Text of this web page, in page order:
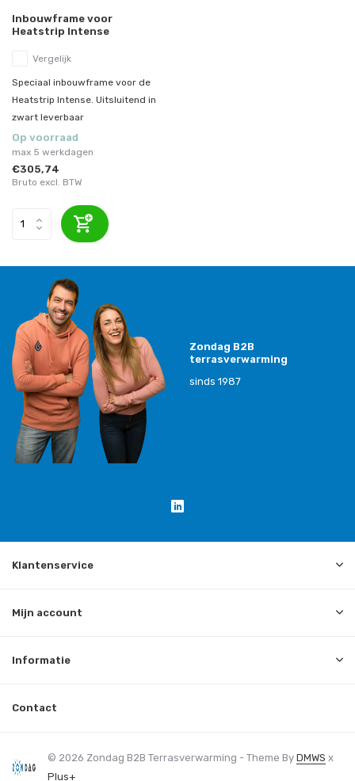
Inbouwframe voor
Heatstrip Intense
Vergelijk
Speciaal inbouwframe voor de
Heatstrip Intense. Uitsluitend in
zwart leverbaar
Op voorraad
max 5 werkdagen
€305,74
Bruto excl. BTW
Zondag B2B
terrasverwarming
sinds 1987
Klantenservice
Mijn account
Informatie
Contact
© 2026 Zondag B2B Terrasverwarming - Theme By DMWS x
Plus+